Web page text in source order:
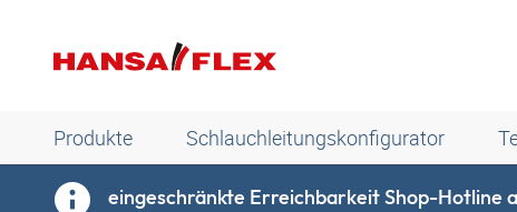
Produkte Schlauchleitungskonfigurator
eingeschränkte Erreichbarkeit Shop-Hotline